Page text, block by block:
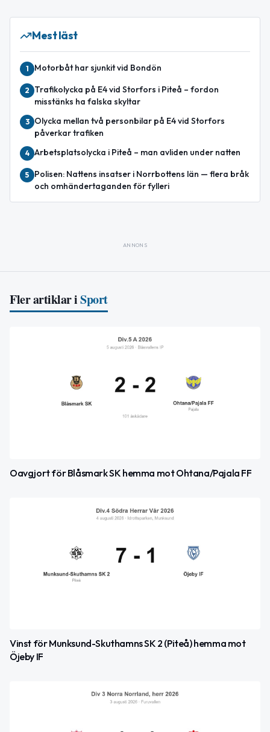
Mest läst
1 Motorbåt har sjunkit vid Bondön
2
Trafikolycka på E4 vid Storfors i Piteå – fordon
misstänks ha falska skyltar
3
Olycka mellan två personbilar på E4 vid Storfors
påverkar trafiken
4 Arbetsplatsolycka i Piteå – man avliden under natten
5
Polisen: Nattens insatser i Norrbottens län — flera bråk
och omhändertaganden för fylleri
ANNONS
Fler artiklar iSport
Oavgjort för Blåsmark SK hemma mot Ohtana/Pajala FF
Vinst för Munksund-Skuthamns SK 2 (Piteå) hemma mot
Öjeby IF